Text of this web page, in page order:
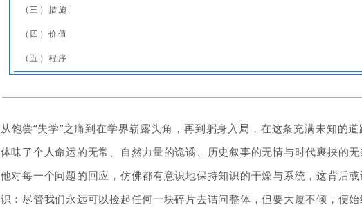
（三）措施
（四）价值
（五）程序
从饱尝“失学”之痛到在学界崭露头角，再到躬身入局，在这条充满未知的
体味了个人命运的无常、自然力量的诡谲、历史叙事的无情与时代裹挟的无
他对每一个问题的回应，仿佛都有意识地保持知识的干燥与系统，这背后
识：尽管我们永远可以捡起任何一块碎片去诘问整体，但要大厦不倾，便